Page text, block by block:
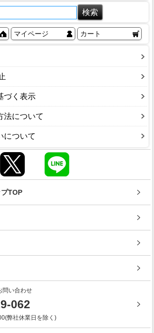
マイページ カート
づく表示
法について
について
TOP
問い合わせ
062
弊社休業日を除く)